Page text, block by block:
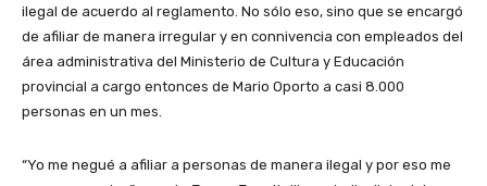
ilegal de acuerdo al reglamento. No sólo eso, sino que se encargó
de afiliar de manera irregular y en connivencia con empleados del
área administrativa del Ministerio de Cultura y Educación
provincial a cargo entonces de Mario Oporto a casi 8.000
personas en un mes.
“Yo me negué a afiliar a personas de manera ilegal y por eso me